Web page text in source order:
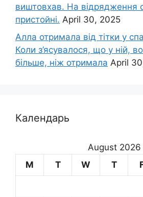
виштовхав. На відрядження
пристойні. April 30, 2025
Алла отримала від тітки у
Коли з’ясувалося, що у ній,
більше, ніж отримала April
Календарь
August 2026
M
T W T